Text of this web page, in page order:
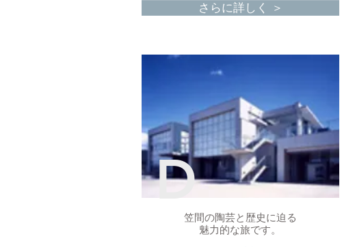
さらに詳しく ＞
笠間の陶芸と歴史に迫る
魅力的な旅です。
D